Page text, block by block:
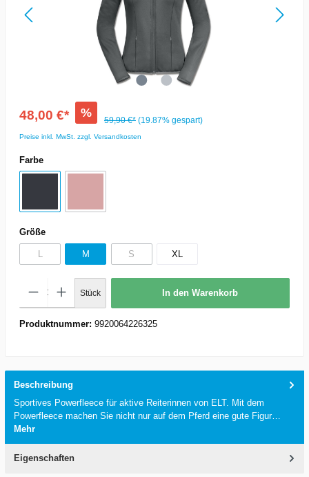
48,00 €* %
59,90 €* (19.87% gespart)
Preise inkl. MwSt. zzgl. Versandkosten
Farbe
Größe
M S XL
Stück In den Warenkorb
Produktnummer: 9920064226325
Beschreibung
Sportives Powerfleece für aktive Reiterinnen von ELT. Mit dem
Powerfleece machen Sie nicht nur auf dem Pferd eine gute Figur…
Mehr
Eigenschaften